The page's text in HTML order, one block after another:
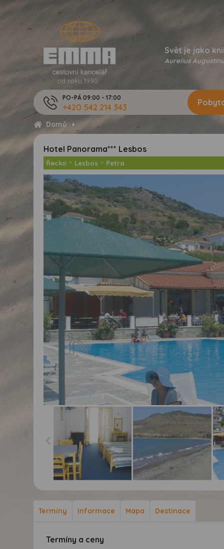
od roku 1990
Svět je jako
Aurelius
PO-PÁ 09:00 - 17:00
+420 542 214 343
Domů
Hotel Panorama*** Lesbos
Řecko > Lesbos > Petra
- Hotel Panorama
- pláž
Termíny
Informace Mapa Destinace
Termíny a ceny